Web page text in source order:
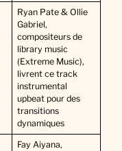
Ryan Pate & Ollie
Gabriel,
compositeurs de
library music
(Extreme Music),
livrent ce track
instrumental
upbeat pour des
transitions
dynamiques
Fay Aiyana,